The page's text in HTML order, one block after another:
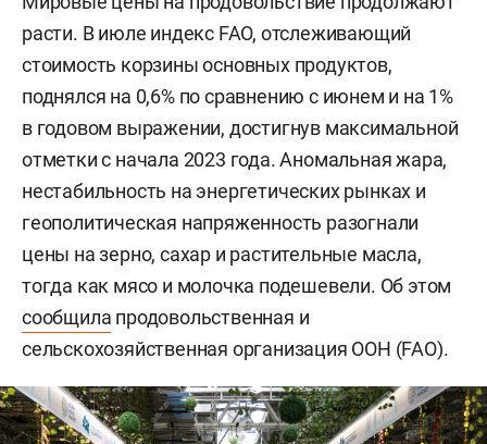
расти. В июле индекс FAO, отслеживающий
стоимость корзины основных продуктов,
поднялся на 0,6% по сравнению с июнем и на 1%
в годовом выражении, достигнув максимальной
отметки с начала 2023 года. Аномальная жара,
нестабильность на энергетических рынках и
геополитическая напряженность разогнали
цены на зерно, сахар и растительные масла,
тогда как мясо и молочка подешевели. Об этом
сообщила продовольственная и
сельскохозяйственная организация ООН (FAO).